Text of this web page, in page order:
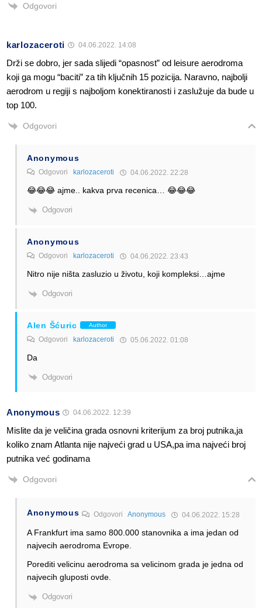
Odgovori
karlozaceroti 04.06.2022. 14:08
Drži se dobro, jer sada slijedi “opasnost” od leisure aerodroma
koji ga mogu “baciti” za tih ključnih 15 pozicija. Naravno, najbolji
aerodrom u regiji s najboljom konektiranosti i zaslužuje da bude u
top 100.
Odgovori
Anonymous
Odgovori karlozaceroti 04.06.2022. 22:28
😂😂😂 ajme.. kakva prva recenica… 😂😂😂
Odgovori
Anonymous
Odgovori karlozaceroti 04.06.2022. 23:43
Nitro nije ništa zasluzio u životu, koji kompleksi…ajme
Odgovori
Alen Šćuric Author
Odgovori karlozaceroti 05.06.2022. 01:08
Da
Odgovori
Anonymous 04.06.2022. 12:39
Mislite da je veličina grada osnovni kriterijum za broj putnika,ja
koliko znam Atlanta nije najveći grad u USA,pa ima najveći broj
putnika već godinama
Odgovori
Anonymous OdgovoriAnonymous 04.06.2022. 15:28
A Frankfurt ima samo 800.000 stanovnika a ima jedan od
najvecih aerodroma Evrope.
Porediti velicinu aerodroma sa velicinom grada je jedna od
najvecih gluposti ovde.
Odgovori